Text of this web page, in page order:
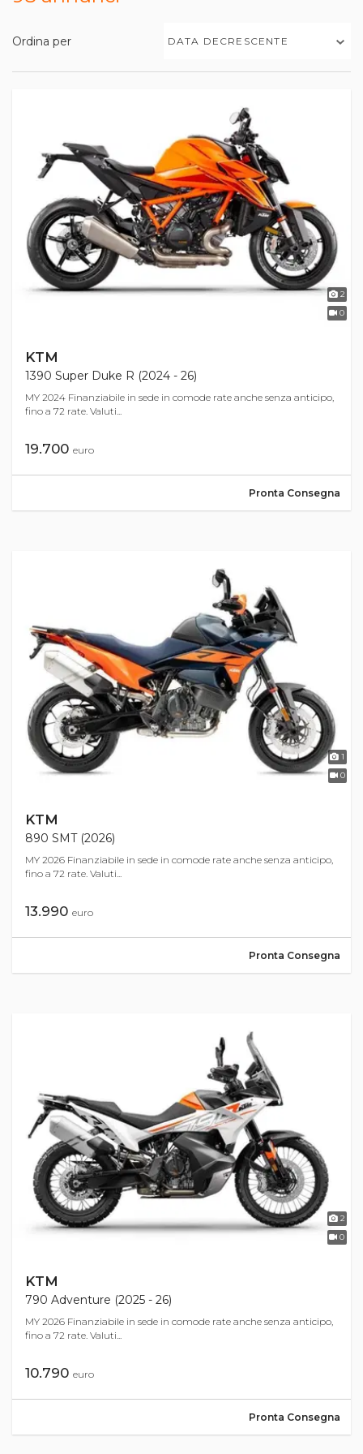
Ordina per DATA DECRESCENTE
2
0
KTM
1390 Super Duke R (2024 - 26)
MY 2024 Finanziabile in sede in comode rate anche senza anticipo,
fino a 72 rate. Valuti...
19.700 euro
Pronta Consegna
1
0
KTM
890 SMT (2026)
MY 2026 Finanziabile in sede in comode rate anche senza anticipo,
fino a 72 rate. Valuti...
13.990 euro
Pronta Consegna
2
0
KTM
790 Adventure (2025 - 26)
MY 2026 Finanziabile in sede in comode rate anche senza anticipo,
fino a 72 rate. Valuti...
10.790 euro
Pronta Consegna